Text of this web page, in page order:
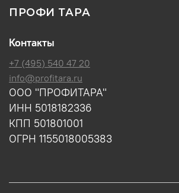
ПРОФИ ТАРА
Контакты
+7 (495) 540 47 20
info@profitara.ru
ООО "ПРОФИТАРА"
ИНН 5018182336
КПП 501801001
ОГРН 1155018005383